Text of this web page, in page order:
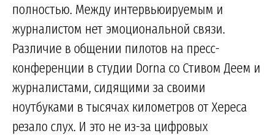
полностью. Между интервьюируемым и
журналистом нет эмоциональной связи.
Различие в общении пилотов на пресс-
конференции в студии Dorna со Стивом Деем и
журналистами, сидящими за своими
ноутбуками в тысячах километров от Хереса
резало слух. И это не из-за цифровых